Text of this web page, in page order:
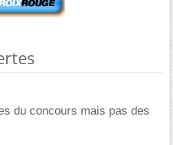
du concours mais pas des